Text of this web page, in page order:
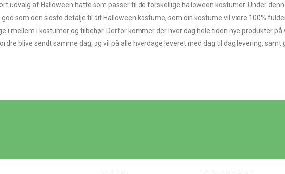
udvalg af Halloween hatte som passer til de forskellige halloween kostumer. Under
som den sidste detalje til dit Halloween kostume, som din kostume vil være 100%
i mellem i kostumer og tilbehør. Derfor kommer der hver dag hele tiden nye produkter på
blive sendt samme dag, og vil på alle hverdage leveret med dag til dag levering,